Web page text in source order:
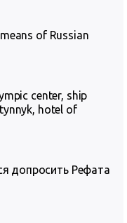
of Russian
center, ship
hotel of
допросить Рефата